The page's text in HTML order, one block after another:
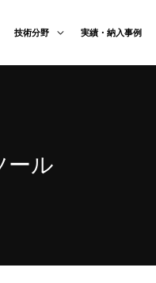
技術分野 実績・納入事例
ール